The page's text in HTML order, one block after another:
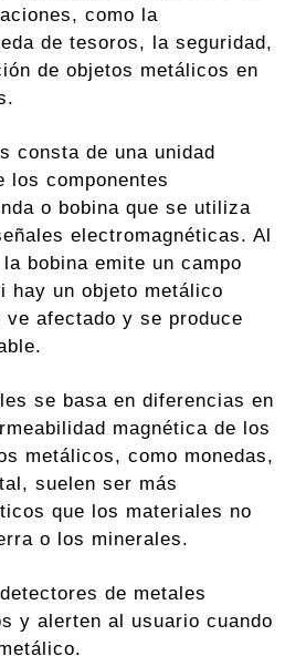
como la
de tesoros, la seguridad,
de objetos metálicos en
consta de una unidad
los componentes
o bobina que se utiliza
electromagnéticas. Al
bobina emite un campo
hay un objeto metálico
afectado y se produce
se basa en diferencias en
magnética de los
metálicos, como monedas,
suelen ser más
que los materiales no
o los minerales.
de metales
y alerten al usuario cuando